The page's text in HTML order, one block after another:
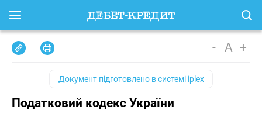
- A +
Документ підготовлено всистемі iplex
Податковий кодекс України